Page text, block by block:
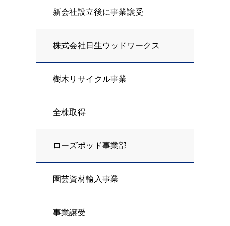
新会社設立後に事業譲受
株式会社日生ウッドワークス
樹木リサイクル事業
全株取得
ローズポッド事業部
園芸資材輸入事業
事業譲受